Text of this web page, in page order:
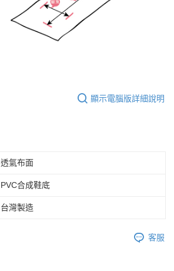
顯示電腦版詳細說明
透氣布面
PVC合成鞋底
台灣製造
客服